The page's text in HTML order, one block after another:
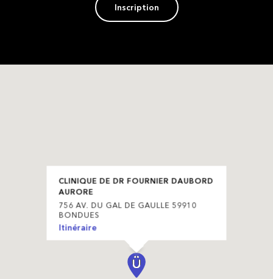
Inscription
CLINIQUE DE DR FOURNIER DAUBORD
AURORE
756 AV. DU GAL DE GAULLE 59910
BONDUES
Itinéraire